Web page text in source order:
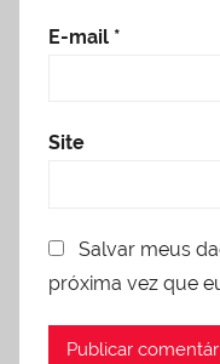
E-mail *
Site
Salvar meus
próxima vez que